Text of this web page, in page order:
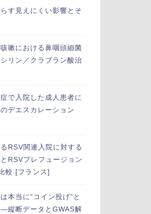
す見えにくい影響とそ
嗽における鼻咽頭細菌
リン／クラブラン酸治
で入院した成人患者に
デエスカレーション
RSV関連入院に対する
RSVプレフュージョン
較 [フランス]
本当に“コイン投げ”と
―縦断データとGWAS解